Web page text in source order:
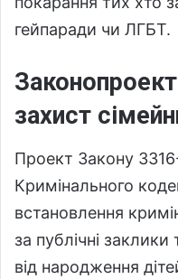
гейпаради чи ЛГБТ.
захист
Проект Закону
Кримінального
встановлення
за публічні
від народження